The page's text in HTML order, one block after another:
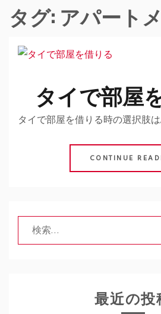
タグ: アパート
タイで部屋
タイで部屋を借りる時の選択肢
CONTINUE
索:
最近の投